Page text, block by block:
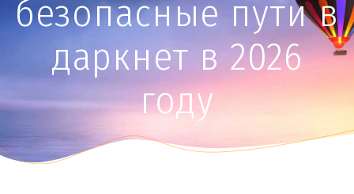
безопасные пути в
даркнет в 2026
году